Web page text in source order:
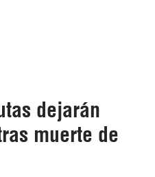
dejarán
muerte de